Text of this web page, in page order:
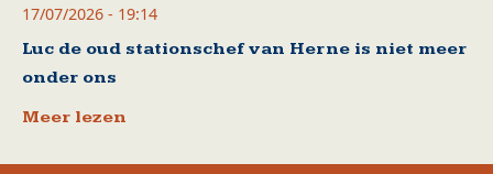
17/07/2026 - 19:14
Luc de oud stationschef van Herne is niet meer
onder ons
Meer lezen